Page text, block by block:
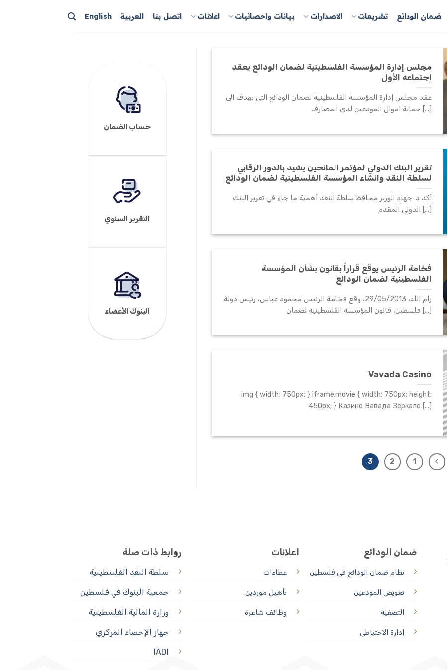
ضمان الودائع تشريعات الاصدارات بيانات واحصائيات اعلانات اتصل بنا العربية English
مجلس إدارة المؤسسة الفلسطينية لضمان الودائع يعقد
إجتماعه الأول
عقد مجلس إدارة المؤسسة الفلسطينية لضمان الودائع التي تهدف الى
حماية اموال المودعين لدى المصارف [...]
تقرير البنك الدولي لمؤتمر المانحين يشيد بالدور الرقابي
لسلطة النقد وانشاء المؤسسة الفلسطينية لضمان الودائع
أكد د. جهاد الوزير محافظ سلطة النقد أهمية ما جاء في تقرير البنك
الدولي المقدم [...]
فخامة الرئيس يوقع قراراً بقانون بشأن المؤسسة
الفلسطينية لضمان الودائع
رام الله، 29/05/2013، وقّع فخامة الرئيس محمود عباس، رئيس دولة
فلسطين، قانون المؤسسة الفلسطينية لضمان [...]
Vavada Casino
img { width: 750px; } iframe.movie { width: 750px; height:
450px; } Казино Вавада Зеркало [...]
1
2
3
حساب الضمان
التقرير السنوي
البنوك الأعضاء
ضمان الودائع
نظام ضمان الودائع في فلسطين
تعويض المودعين
التصفية
إدارة الاحتياطي
اعلانات
عطاءات
تأهيل موردين
وظائف شاعرة
روابط ذات صلة
سلطة النقد الفلسطينية
جمعية البنوك في فلسطين
وزارة المالية الفلسطينية
جهاز الإحصاء المركزي
IADI